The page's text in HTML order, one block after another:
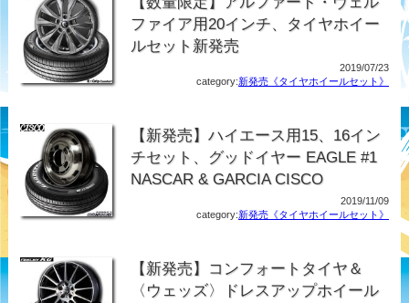
ファイア用20インチ、タイヤホイー
ルセット新発売
2019/07/23
category:新発売《タイヤホイールセット》
【新発売】ハイエース用15、16イン
チセット、グッドイヤー EAGLE #1
NASCAR & GARCIA CISCO
2019/11/09
category:新発売《タイヤホイールセット》
【新発売】コンフォートタイヤ＆
〈ウェッズ〉ドレスアップホイール